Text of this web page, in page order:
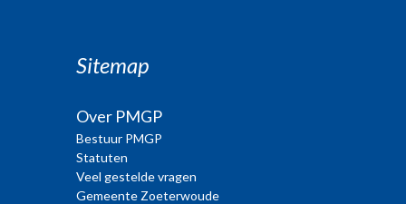
Sitemap
Over PMGP
Bestuur PMGP
Statuten
Veel gestelde vragen
Gemeente Zoeterwoude